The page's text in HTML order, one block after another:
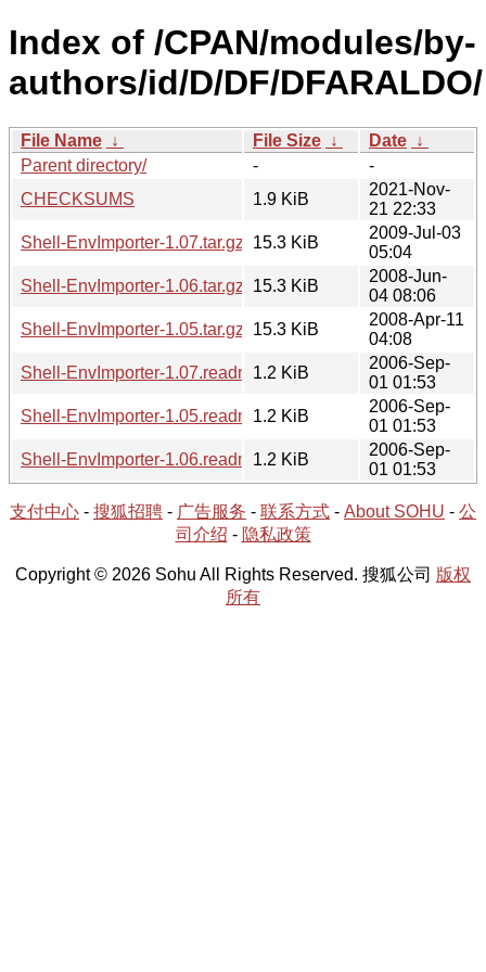
Index of /CPAN/modules/by-
authors/id/D/DF/DFARALDO/
File Name ↓ File Size ↓ Date ↓
Parent directory/
-
-
CHECKSUMS
1.9 KiB
2021-Nov-
21 22:33
Shell-EnvImporter-1.07.tar.gz
15.3 KiB
2009-Jul-03
05:04
Shell-EnvImporter-1.06.tar.gz
15.3 KiB
2008-Jun-
04 08:06
Shell-EnvImporter-1.05.tar.gz
15.3 KiB
2008-Apr-11
04:08
Shell-EnvImporter-1.07.readme1.2 KiB
2006-Sep-
01 01:53
Shell-EnvImporter-1.05.readme1.2 KiB
2006-Sep-
01 01:53
Shell-EnvImporter-1.06.readme1.2 KiB
2006-Sep-
01 01:53
支付中心 - 搜狐招聘 - 广告服务 - 联系方式 - About SOHU - 公
司介绍 - 隐私政策
Copyright © 2026 Sohu All Rights Reserved. 搜狐公司 版权
所有